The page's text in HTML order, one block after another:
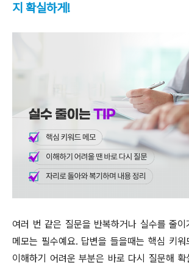
지 확실하게!
여러 번 같은 질문을 반복하거나 실수를 줄이
메모는 필수예요. 답변을 들을때는 핵심 키
이해하기 어려운 부분은 바로 다시 질문해